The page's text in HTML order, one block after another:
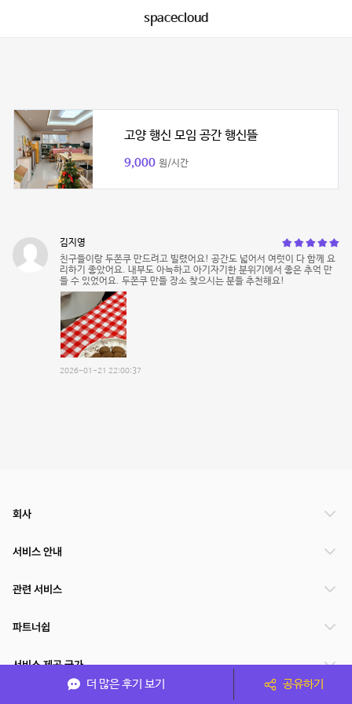
spacecloud
고양 행신 모임 공간 행신뜰
9,000 원/시간
김지영
친구들이랑 두쫀쿠 만드려고 빌렸어요! 공간도 넓어서 여럿이 다 함께 요
리하기 좋았어요. 내부도 아늑하고 아기자기한 분위기에서 좋은 추억 만
들 수 있었어요. 두쫀쿠 만들 장소 찾으시는 분들 추천해요!
2026-01-21 22:00:37
더 많은 후기 보기 공유하기
회사
서비스 안내
관련 서비스
파트너쉽
서비스 제공 국가